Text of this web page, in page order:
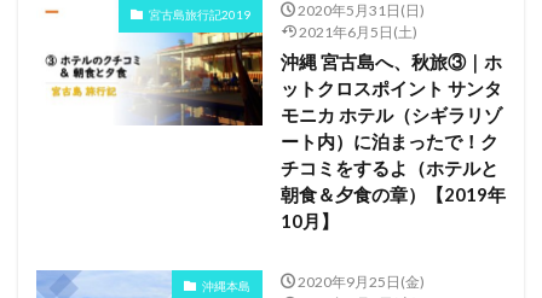
宮古島旅行記2019
2020年5月31日(日)
2021年6月5日(土)
沖縄 宮古島へ、秋旅③｜ホ
ットクロスポイント サンタ
モニカ ホテル（シギラリゾ
ート内）に泊まったで！ク
チコミをするよ（ホテルと
朝食＆夕食の章）【2019年
10月】
沖縄本島
2020年9月25日(金)